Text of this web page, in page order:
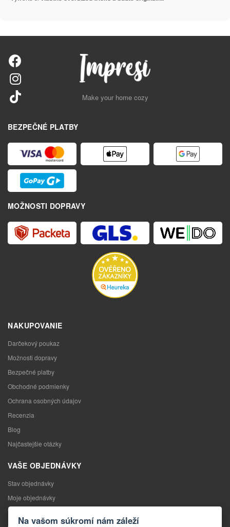
Make your home cozy
BEZPEČNÉ PLATBY
MOŽNOSTI DOPRAVY
NAKUPOVANIE
Darčekový poukaz
Možnosti dopravy
Bezpečné platby
Obchodné podmienky
Ochrana osobných údajov
Recenzia
Blog
Najčastejšie otázky
VAŠE OBJEDNÁVKY
Stav objednávky
Moje objednávky
Výmena tovaru
Na vašom súkromí nám záleží